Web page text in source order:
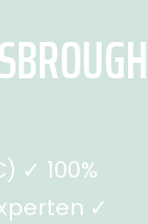
✓ 100%
✓